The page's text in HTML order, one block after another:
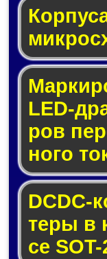
LED-
ров
но­го
DCDC-
те­ры в
се SOT-